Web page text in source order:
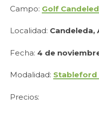
Campo: Golf
Localidad: Candeleda,
Fecha: 4 de
Modalidad: Stableford
Precios: